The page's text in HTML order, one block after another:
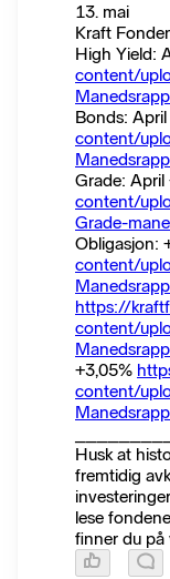
13. mai
Kraft
High Yield:
content/
Bonds:
content/
Grade: April
content/
Grade-
Obligasjon:
content/
https://
content/
+3,05%
content/
Husk at
fremtidig
lese
finner du på